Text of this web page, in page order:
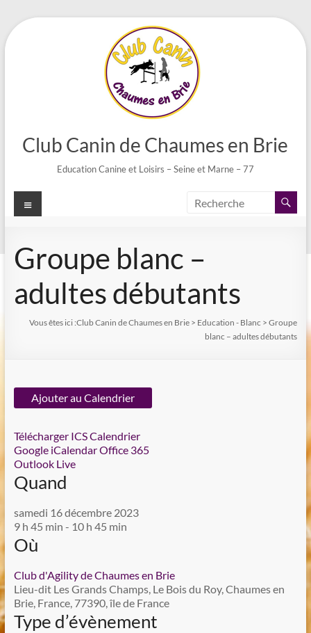
Aller
au
Club Canin de Chaumes en Brie
Education Canine et Loisirs – Seine et Marne – 77
Menu
Groupe blanc –
adultes débutants
Vous êtes ici :Club Canin de Chaumes en Brie > Education - Blanc >Groupe
blanc – adultes débutants
Ajouter au Calendrier
Télécharger ICSCalendrier
Google iCalendarOffice 365
Outlook Live
Quand
samedi 16 décembre 2023
9 h 45 min - 10 h 45 min
Où
Club d'Agility de Chaumes en Brie
Lieu-dit Les Grands Champs, Le Bois du Roy, Chaumes en
Brie, France, 77390, île de France
Type d’évènement